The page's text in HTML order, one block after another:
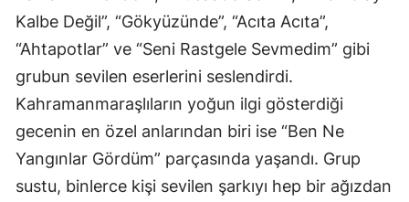
Kalbe Değil”, “Gökyüzünde”, “Acıta Acıta”,
“Ahtapotlar” ve “Seni Rastgele Sevmedim” gibi
grubun sevilen eserlerini seslendirdi.
Kahramanmaraşlıların yoğun ilgi gösterdiği
gecenin en özel anlarından biri ise “Ben Ne
Yangınlar Gördüm” parçasında yaşandı. Grup
sustu, binlerce kişi sevilen şarkıyı hep bir ağızdan